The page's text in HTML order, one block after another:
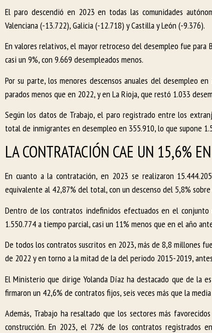
El paro descendió en 2023 en todas las comunidades
Valenciana (-13.722), Galicia (-12.718) y Castilla y León (-9.376).
En valores relativos, el mayor retroceso del desempleo fue para
casi un 9%, con 9.669 desempleados menos.
Por su parte, los menores descensos anuales del desempleo
parados menos que en 2022, y en La Rioja, que restó 1.033
Según los datos de Trabajo, el paro registrado entre los
total de inmigrantes en desempleo en 355.910, lo que supone
LA CONTRATACIÓN CAE UN 15,6%
En cuanto a la contratación, en 2023 se realizaron
equivalente al 42,87% del total, con un descenso del 5,8%
Dentro de los contratos indefinidos efectuados en el
1.550.774 a tiempo parcial, casi un 11% menos que en el año
De todos los contratos suscritos en 2023, más de 8,8 millones
de 2022 y en torno a la mitad de la del periodo 2015-2019,
El Ministerio que dirige Yolanda Díaz ha destacado que de la
firmaron un 42,6% de contratos fijos, seis veces más que la
Además, Trabajo ha resaltado que los sectores más
construcción. En 2023, el 72% de los contratos registrados